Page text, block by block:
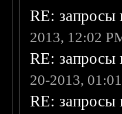
RE: запросы
2013, 12:02
RE: запросы
20-2013,
RE: запросы